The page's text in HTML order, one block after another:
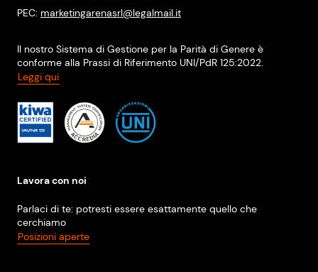
PEC: marketingarenasrl@legalmail.it
Il nostro Sistema di Gestione per la Parità di Genere è
conforme alla Prassi di Riferimento UNI/PdR 125:2022.
Leggi qui
Lavora con noi
Parlaci di te: potresti essere esattamente quello che
cerchiamo
Posizioni aperte